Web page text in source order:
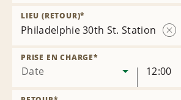
Philadelphie 30th St. Station
LIEU (RETOUR)*
Date
PRISE EN CHARGE*
12:00